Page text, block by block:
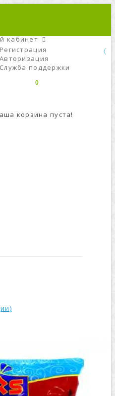
кабинет
Регистрация
Авторизация
Служба поддержки
0
корзина пуста!